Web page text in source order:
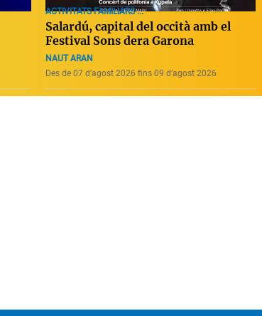
ACTIVITATS FAMILIARS ...
Salardú, capital del occità amb el
Festival Sons dera Garona
NAUT ARAN
Des de 07 d’agost 2026 fins 09 d’agost 2026